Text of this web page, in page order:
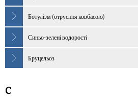
Ботулізм (отруєння ковбасою)
Синьо-зелені водорості
Бруцельоз
C